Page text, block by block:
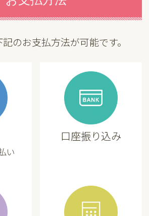
のお支払方法が可能です。
い
口座振り込み